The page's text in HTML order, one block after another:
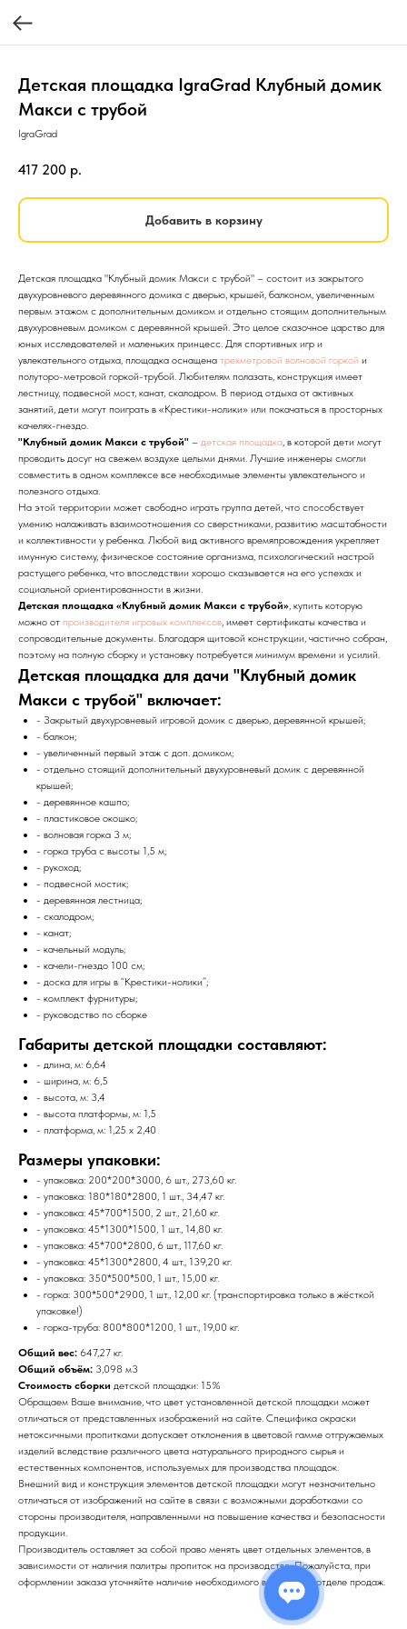
Детская площадка IgraGrad Клубный домик
Макси с трубой
IgraGrad
417 200 р.
Добавить в корзину
Детская площадка "Клубный домик Макси с трубой" – состоит из закрытого
двухуровневого деревянного домика с дверью, крышей, балконом, увеличенным
первым этажом с дополнительным домиком и отдельно стоящим дополнительным
двухуровневым домиком с деревянной крышей. Это целое сказочное царство для
юных исследователей и маленьких принцесс. Для спортивных игр и
увлекательного отдыха, площадка оснащена трехметровой волновой горкой и
полуторо-метровой горкой-трубой. Любителям полазать, конструкция имеет
лестницу, подвесной мост, канат, скалодром. В период отдыха от активных
занятий, дети могут поиграть в «Крестики-нолики» или покачаться в просторных
качелях-гнездо.
"Клубный домик Макси с трубой" – детская площадка, в которой дети могут
проводить досуг на свежем воздухе целыми днями. Лучшие инженеры смогли
совместить в одном комплексе все необходимые элементы увлекательного и
полезного отдыха.
На этой территории может свободно играть группа детей, что способствует
умению налаживать взаимоотношения со сверстниками, развитию масштабности
и коллективности у ребенка. Любой вид активного времяпровождения укрепляет
имунную систему, физическое состояние организма, психологический настрой
растущего ребенка, что впоследствии хорошо сказывается на его успехах и
социальной ориентированности в жизни.
Детская площадка «Клубный домик Макси с трубой», купить которую
можно от производителя игровых комплексов, имеет сертификаты качества и
сопроводительные документы. Благодаря щитовой конструкции, частично собран,
поэтому на полную сборку и установку потребуется минимум времени и усилий.
Детская площадка для дачи "Клубный домик
Макси с трубой" включает:
- Закрытый двухуровневый игровой домик с дверью, деревянной крышей;
- балкон;
- увеличенный первый этаж с доп. домиком;
- отдельно стоящий дополнительный двухуровневый домик с деревянной
крышей;
- деревянное кашпо;
- пластиковое окошко;
- волновая горка 3 м;
- горка труба с высоты 1,5 м;
- рукоход;
- подвесной мостик;
- деревянная лестница;
- скалодром;
- канат;
- качельный модуль;
- качели-гнездо 100 см;
- доска для игры в “Крестики-нолики”;
- комплект фурнитуры;
- руководство по сборке
Габариты детской площадки составляют:
- длина, м: 6,64
- ширина, м: 6,5
- высота, м: 3,4
- высота платформы, м: 1,5
- платформа, м: 1,25 x 2,40
Размеры упаковки:
- упаковка: 200*200*3000, 6 шт., 273,60 кг.
- упаковка: 180*180*2800, 1 шт., 34,47 кг.
- упаковка: 45*700*1500, 2 шт., 21,60 кг.
- упаковка: 45*1300*1500, 1 шт., 14,80 кг.
- упаковка: 45*700*2800, 6 шт., 117,60 кг.
- упаковка: 45*1300*2800, 4 шт., 139,20 кг.
- упаковка: 350*500*500, 1 шт., 15,00 кг.
- горка: 300*500*2900, 1 шт., 12,00 кг. (транспортировка только в жёсткой
упаковке!)
- горка-труба: 800*800*1200, 1 шт., 19,00 кг.
Общий вес: 647,27 кг.
Общий объём: 3,098 м3
Стоимость сборки детской площадки: 15%
Обращаем Ваше внимание, что цвет установленной детской площадки может
отличаться от представленных изображений на сайте. Специфика окраски
нетоксичными пропитками допускает отклонения в цветовой гамме отгружаемых
изделий вследствие различного цвета натурального природного сырья и
естественных компонентов, используемых для производства площадок.
Внешний вид и конструкция элементов детской площадки могут незначительно
отличаться от изображений на сайте в связи с возможными доработками со
стороны производителя, направленными на повышение качества и безопасности
продукции.
Производитель оставляет за собой право менять цвет отдельных элементов, в
зависимости от наличия палитры пропиток на производстве. Пожалуйста, при
оформлении заказа уточняйте наличие необходимого вам цвета в отделе продаж.